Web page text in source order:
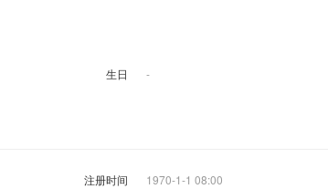
生日 -
注册时间 1970-1-1 08:00